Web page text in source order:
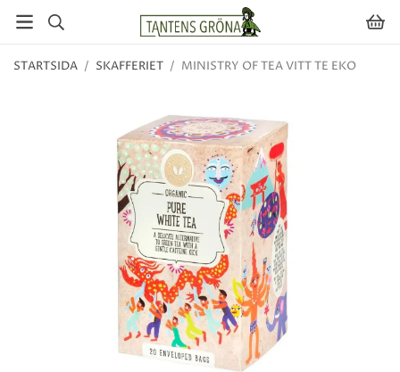
STARTSIDA / SKAFFERIET / MINISTRY OF TEA VITT TE EKO